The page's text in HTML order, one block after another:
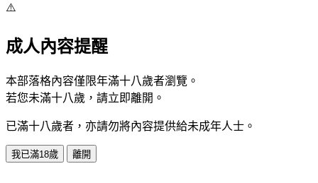
⚠️
成人內容提醒
本部落格內容僅限年滿十八歲者瀏覽。
若您未滿十八歲，請立即離開。
已滿十八歲者，亦請勿將內容提供給未成年人士。
我已滿18歲 離開